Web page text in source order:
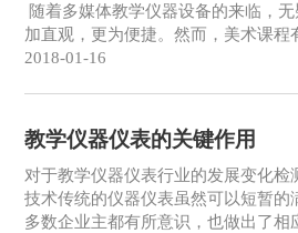
随着多媒体教学仪器设备的来临，
加直观，更为便捷。然而，美术课程
2018-01-16
教学仪器仪表的关键作用
对于教学仪器仪表行业的发展变化检
技术传统的仪器仪表虽然可以短暂的
多数企业主都有所意识，也做出了相